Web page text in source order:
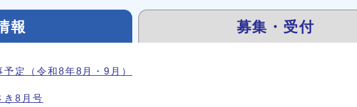
報 募集・受付
予定（令和8年8月・9月）
き8月号